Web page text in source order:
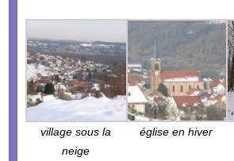
village sous la
neige
église en hiver